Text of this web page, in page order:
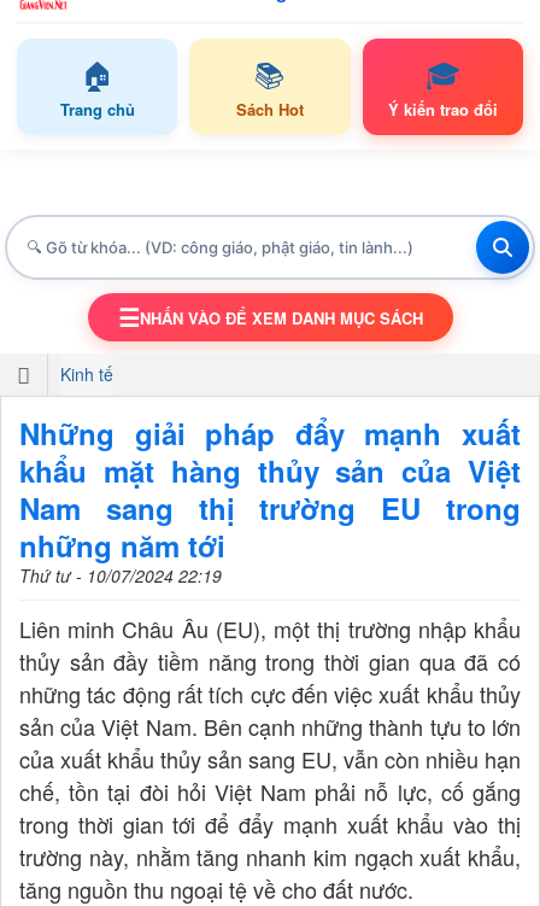
🏠
Trang chủ
📚
Sách Hot
🎓
Ý kiến trao đổi
TOGGLE NAVIGATION
☰NHẤN VÀO ĐỂ XEM DANH MỤC SÁCH
Kinh tế
Những giải pháp đẩy mạnh xuất
khẩu mặt hàng thủy sản của Việt
Nam sang thị trường EU trong
những năm tới
Thứ tư - 10/07/2024 22:19
Liên minh Châu Âu (EU), một thị trường nhập khẩu
thủy sản đầy tiềm năng trong thời gian qua đã có
những tác động rất tích cực đến việc xuất khẩu thủy
sản của Việt Nam. Bên cạnh những thành tựu to lớn
của xuất khẩu thủy sản sang EU, vẫn còn nhiều hạn
chế, tồn tại đòi hỏi Việt Nam phải nỗ lực, cố gắng
trong thời gian tới để đẩy mạnh xuất khẩu vào thị
trường này, nhằm tăng nhanh kim ngạch xuất khẩu,
tăng nguồn thu ngoại tệ về cho đất nước.